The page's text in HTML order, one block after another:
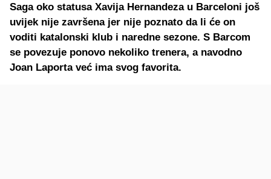
Saga oko statusa Xavija Hernandeza u Barceloni još
uvijek nije završena jer nije poznato da li će on
voditi katalonski klub i naredne sezone. S Barcom
se povezuje ponovo nekoliko trenera, a navodno
Joan Laporta već ima svog favorita.